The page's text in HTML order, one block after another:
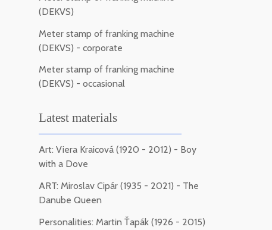
(DEKVS)
Meter stamp of franking machine
(DEKVS) - corporate
Meter stamp of franking machine
(DEKVS) - occasional
Latest materials
Art: Viera Kraicová (1920 - 2012) - Boy
with a Dove
ART: Miroslav Cipár (1935 - 2021) - The
Danube Queen
Personalities: Martin Ťapák (1926 - 2015)